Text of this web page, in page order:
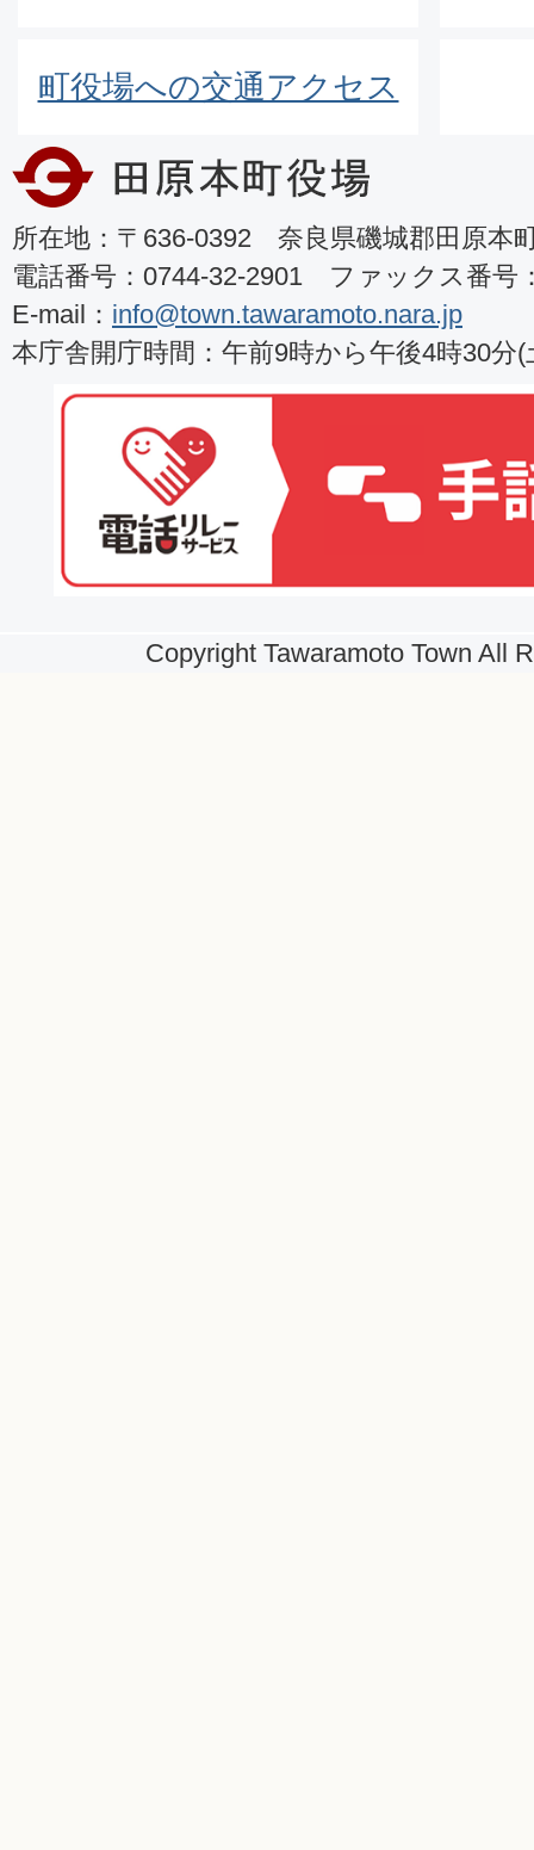
町役場への交通アクセス
所在地：〒636-0392 奈良県磯城郡田原本
電話番号：0744-32-2901 ファックス番号
E-mail： info@town.tawaramoto.nara.jp
本庁舎開庁時間：午前9時から午後4時30分
Copyright Tawaramoto Town All